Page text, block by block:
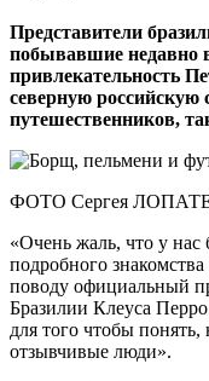
Представители
побывавшие недавно
привлекательность
северную
путешественников,
ФОТО Сергея
«Очень жаль, что у
подробного
поводу официальный
Бразилии Клеуса
для того чтобы понять,
отзывчивые люди».